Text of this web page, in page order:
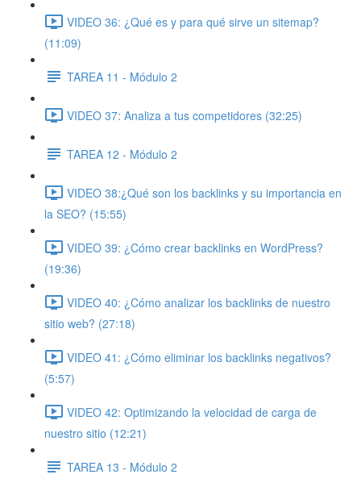
VIDEO 36: ¿Qué es y para qué sirve un sitemap?
(11:09)
TAREA 11 - Módulo 2
VIDEO 37: Analiza a tus competidores (32:25)
TAREA 12 - Módulo 2
VIDEO 38:¿Qué son los backlinks y su importancia en
la SEO? (15:55)
VIDEO 39: ¿Cómo crear backlinks en WordPress?
(19:36)
VIDEO 40: ¿Cómo analizar los backlinks de nuestro
sitio web? (27:18)
VIDEO 41: ¿Cómo eliminar los backlinks negativos?
(5:57)
VIDEO 42: Optimizando la velocidad de carga de
nuestro sitio (12:21)
TAREA 13 - Módulo 2